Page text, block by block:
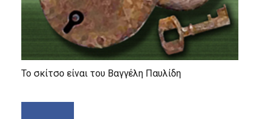
Το σκίτσο είναι του Βαγγέλη Παυλίδη